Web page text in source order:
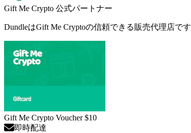
Gift Me Crypto 公式パートナー
DundleはGift Me Cryptoの信頼できる販売代理店です
Gift Me Crypto Voucher $10
即時配達